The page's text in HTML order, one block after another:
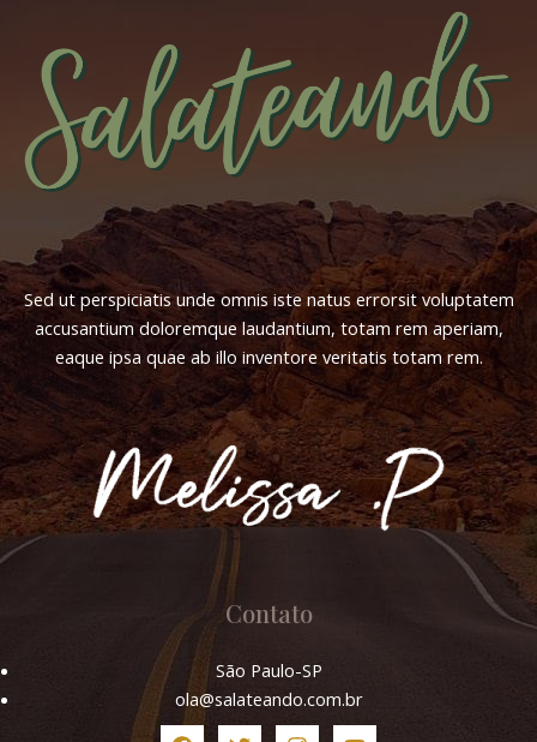
Sed ut perspiciatis unde omnis iste natus errorsit voluptatem
accusantium doloremque laudantium, totam rem aperiam,
eaque ipsa quae ab illo inventore veritatis totam rem.
Contato
São Paulo-SP
ola@salateando.com.br